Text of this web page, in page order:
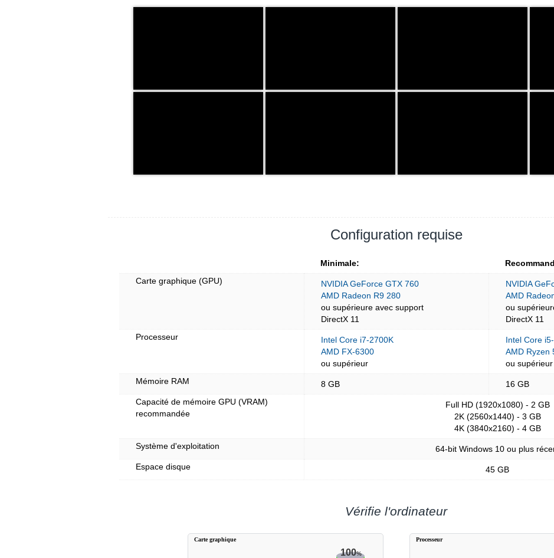
Configuration requise
Minimale:
Carte graphique (GPU)
NVIDIA GeForce GTX 760
AMD Radeon R9 280
ou supérieure avec support
DirectX 11
NVIDIA
AMD
ou
DirectX 11
Processeur
Intel Core i7-2700K
AMD FX-6300
ou supérieur
Intel Core
AMD Ryzen
ou supérieur
Mémoire RAM
8 GB
16 GB
Capacité de mémoire GPU (VRAM)
recommandée
Full HD (1920x1080) - 2 GB
2K (2560x1440) - 3 GB
4K (3840x2160) - 4 GB
Système d'exploitation
64-bit Windows 10 ou plus
Espace disque
45 GB
Vérifie l'ordinateur
100%
Carte graphique Processeur